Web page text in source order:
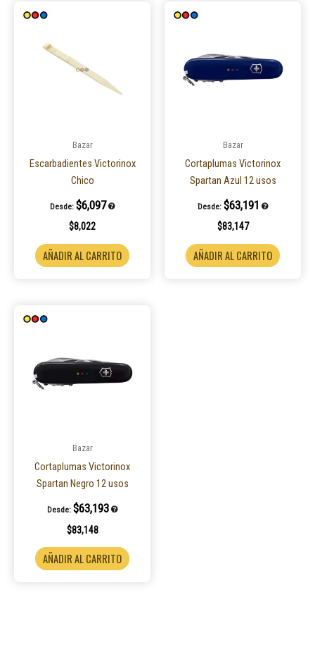
Bazar
Escarbadientes Victorinox
Chico
Desde: $6,097
$8,022
AÑADIR AL CARRITO
Bazar
Cortaplumas Victorinox
Spartan Azul 12 usos
Desde: $63,191
$83,147
AÑADIR AL CARRITO
Bazar
Cortaplumas Victorinox
Spartan Negro 12 usos
Desde: $63,193
$83,148
AÑADIR AL CARRITO